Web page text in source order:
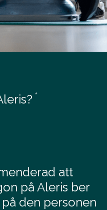
*
att
på Aleris ber
den personen